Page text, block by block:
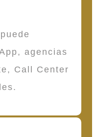
agencias
Call Center